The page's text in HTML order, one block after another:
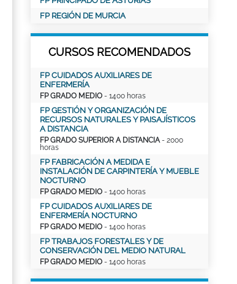
FP REGIÓN DE MURCIA
CURSOS RECOMENDADOS
FP CUIDADOS AUXILIARES DE
ENFERMERÍA
FP GRADO MEDIO - 1400 horas
FP GESTIÓN Y ORGANIZACIÓN DE
RECURSOS NATURALES Y PAISAJÍSTICOS
A DISTANCIA
FP GRADO SUPERIOR A DISTANCIA- 2000
horas
FP FABRICACIÓN A MEDIDA E
INSTALACIÓN DE CARPINTERÍA Y MUEBLE
NOCTURNO
FP GRADO MEDIO - 1400 horas
FP CUIDADOS AUXILIARES DE
ENFERMERÍA NOCTURNO
FP GRADO MEDIO - 1400 horas
FP TRABAJOS FORESTALES Y DE
CONSERVACIÓN DEL MEDIO NATURAL
FP GRADO MEDIO - 1400 horas